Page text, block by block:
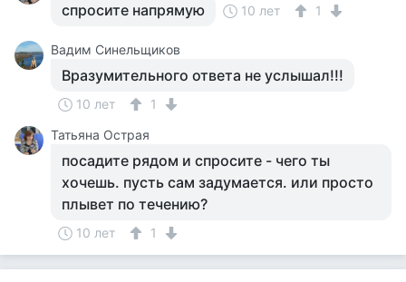
спросите напрямую 10 лет 1
Вадим Синельщиков
Вразумительного ответа не услышал!!!
10 лет
1
Татьяна Острая
посадите рядом и спросите - чего ты
хочешь. пусть сам задумается. или просто
плывет по течению?
10 лет 1